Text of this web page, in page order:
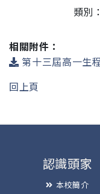
類別：
相關附件：
第十三屆高一生
回上頁
認識頭家
本校簡介